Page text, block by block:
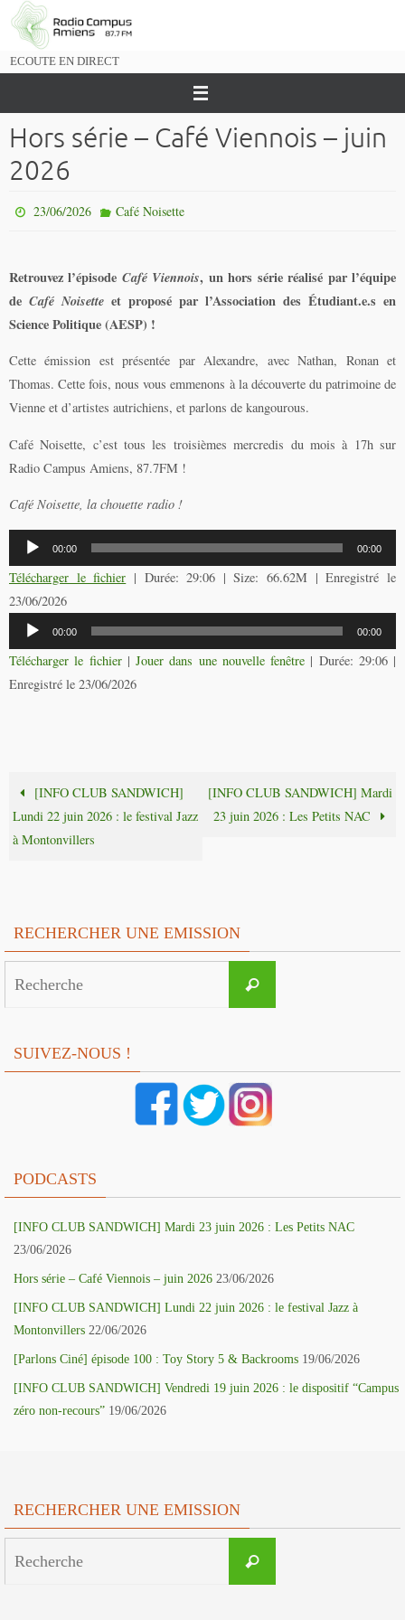
Passer
vers
ECOUTE EN DIRECT
Hors série – Café Viennois – juin
2026
23/06/2026 Café Noisette
Retrouvez l’épisode Café Viennois, un hors série réalisé par l’équipe
de Café Noisette et proposé par l’Association des Étudiant.e.s en
Science Politique (AESP) !
Cette émission est présentée par Alexandre, avecNathan, Ronan et
Thomas. Cette fois, nous vous emmenons à la découverte du patrimoine de
Vienne et d’artistes autrichiens, et parlons de kangourous.
Café Noisette, c’est tous les troisièmes mercredis du mois à 17h sur
Radio Campus Amiens, 87.7FM !
Café Noisette, la chouette radio !
Lecteur
audio
00:00 00:00
Télécharger le fichier | Durée: 29:06 | Size: 66.62M | Enregistré le
23/06/2026
Lecteur
audio
00:00 00:00
Télécharger le fichier| Jouer dans une nouvelle fenêtre | Durée: 29:06|
Enregistré le 23/06/2026
[INFO CLUB SANDWICH]
Lundi 22 juin 2026 : le festival Jazz
à Montonvillers
[INFO CLUB SANDWICH] Mardi
23 juin 2026 : Les Petits NAC
RECHERCHER UNE EMISSION
Recherche
SUIVEZ-NOUS !
PODCASTS
[INFO CLUB SANDWICH] Mardi 23 juin 2026 : Les Petits NAC
23/06/2026
Hors série – Café Viennois – juin 2026 23/06/2026
[INFO CLUB SANDWICH] Lundi 22 juin 2026 : le festival Jazz à
Montonvillers 22/06/2026
[Parlons Ciné] épisode 100 : Toy Story 5 & Backrooms 19/06/2026
[INFO CLUB SANDWICH] Vendredi 19 juin 2026 : le dispositif “Campus
zéro non-recours” 19/06/2026
RECHERCHER UNE EMISSION
Recherche